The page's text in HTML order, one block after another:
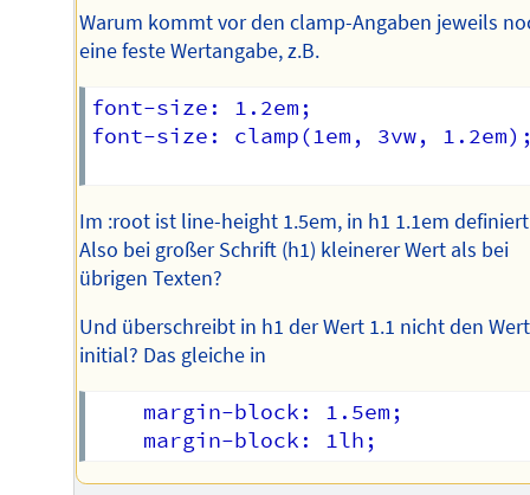
Warum kommt vor den clamp-Angaben jeweils
eine feste Wertangabe, z.B.
font-size: 1.2em;
font-size: clamp(1em, 3vw,
Im :root ist line-height 1.5em, in h1 1.1em
Also bei großer Schrift (h1) kleinerer Wert als bei
übrigen Texten?
Und überschreibt in h1 der Wert 1.1 nicht den Wert
initial? Das gleiche in